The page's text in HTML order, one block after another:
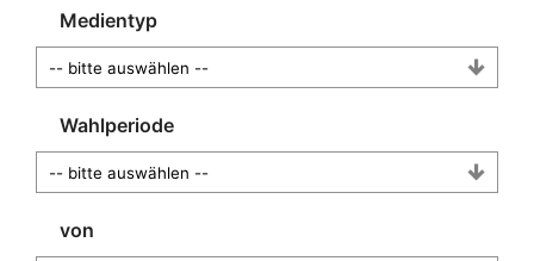
Medientyp
Wahlperiode
von